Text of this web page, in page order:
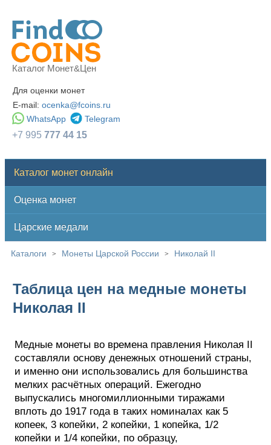
Каталог Монет&Цен
Для оценки монет
E-mail: ocenka@fcoins.ru
WhatsApp
Telegram
+7 995 777 44 15
Каталог монет онлайн
Оценка монет
Царские медали
Каталоги > Монеты Царской России > Николай II
Таблица цен на медные монеты
Николая II
Медные монеты во времена правления Николая II
составляли основу денежных отношений страны,
и именно они использовались для большинства
мелких расчётных операций. Ежегодно
выпускались многомиллионными тиражами
вплоть до 1917 года в таких номиналах как 5
копеек, 3 копейки, 2 копейки, 1 копейка, 1/2
копейки и 1/4 копейки, по образцу,